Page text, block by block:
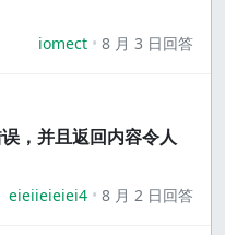
iomect 8 月 3 日回答
，并且返回内容令人
eieiieieiei4 8 月 2 日回答